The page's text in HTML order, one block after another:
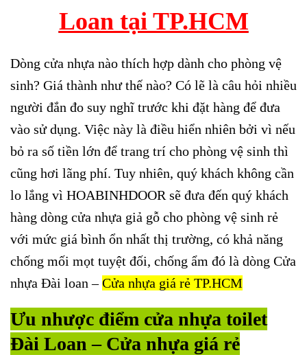
Loan tại TP.HCM
Dòng cửa nhựa nào thích hợp dành cho phòng vệ
sinh? Giá thành như thế nào? Có lẽ là câu hỏi nhiều
người đắn đo suy nghĩ trước khi đặt hàng để đưa
vào sử dụng. Việc này là điều hiển nhiên bởi vì nếu
bỏ ra số tiền lớn để trang trí cho phòng vệ sinh thì
cũng hơi lãng phí. Tuy nhiên, quý khách không cần
lo lắng vì HOABINHDOOR sẽ đưa đến quý khách
hàng dòng cửa nhựa giả gỗ cho phòng vệ sinh rẻ
với mức giá bình ổn nhất thị trường, có khả năng
chống mối mọt tuyệt đối, chống ẩm đó là dòng Cửa
nhựa Đài loan –Cửa nhựa giá rẻ TP.HCM
Ưu nhược điểm cửa nhựa toilet
Đài Loan – Cửa nhựa giá rẻ